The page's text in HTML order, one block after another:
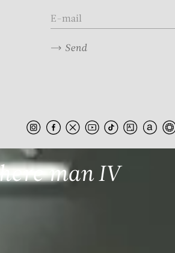
man IV
Send